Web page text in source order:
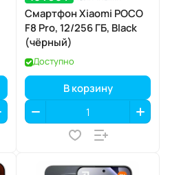
Смартфон Xiaomi POCO
F8 Pro, 12/256 ГБ, Black
(чёрный)
Доступно
В корзину